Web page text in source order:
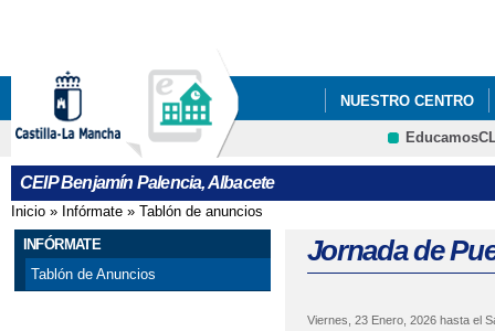
NUESTRO CENTRO
BLOG DE CENTRO
CEIP Benjamín Palencia, Albacete
Se encuentra usted aquí
Inicio » Infórmate » Tablón de anuncios
INFÓRMATE
Tablón de Anuncios
Jornada de
Viernes, 23 Enero, 2026hasta el